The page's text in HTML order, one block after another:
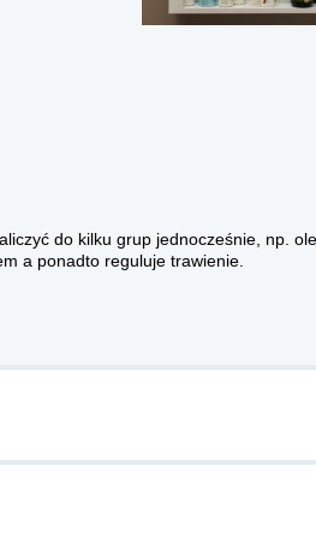
do kilku grup jednocześnie, np.
a ponadto reguluje trawienie.